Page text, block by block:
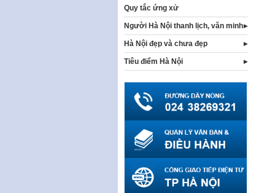
Quy tắc ứng xử
Người Hà Nội thanh lịch, văn minh
Hà Nội đẹp và chưa đẹp
Tiêu điểm Hà Nội